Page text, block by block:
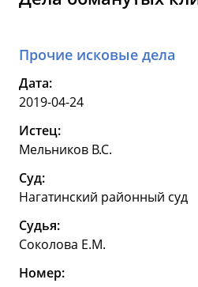
Прочие исковые дела
Дата:
2019-04-24
Истец:
Мельников В.С.
Суд:
Нагатинский районный суд
Судья:
Соколова Е.М.
Номер: